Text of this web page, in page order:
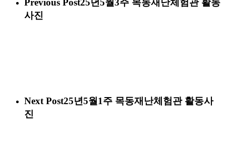
사진
Next Post25년5월1주 목동재난체험관 활동사
진